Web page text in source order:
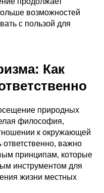
возможностей
с пользой для
Как
природных
философия,
к окружающей
важно
принципам, которые
инструментом для
жизни местных